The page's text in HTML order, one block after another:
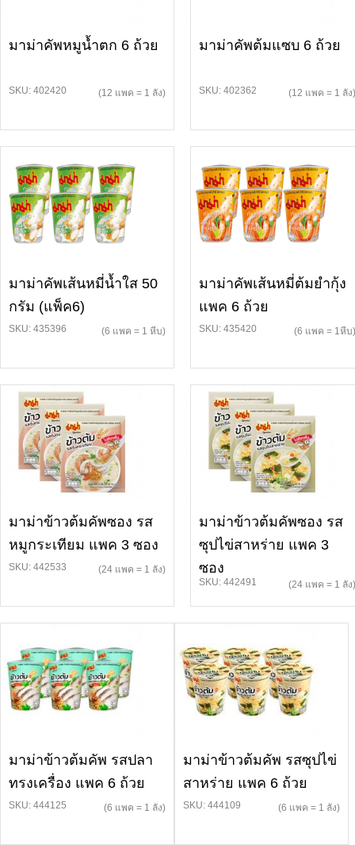
มาม่าคัพหมูน้ำตก 6 ถ้วย
SKU: 402420 (12 แพค = 1 ลัง)
มาม่าคัพต้มแซบ 6 ถ้วย
SKU: 402362 (12 แพค = 1 ลัง)
มาม่าคัพเส้นหมี่น้ำใส 50
กรัม (แพ็ค6)
SKU: 435396 (6 แพค = 1 หีบ)
มาม่าคัพเส้นหมี่ต้มยำกุ้ง
แพค 6 ถ้วย
SKU: 435420 (6 แพค = 1หีบ)
มาม่าข้าวต้มคัพซอง รส
หมูกระเทียม แพค 3 ซอง
SKU: 442533 (24 แพค = 1 ลัง)
มาม่าข้าวต้มคัพซอง รส
ซุปไข่สาหร่าย แพค 3
ซอง
SKU: 442491 (24 แพค = 1 ลัง)
มาม่าข้าวต้มคัพ รสปลา
ทรงเครื่อง แพค 6 ถ้วย
SKU: 444125 (6 แพค = 1 ลัง)
มาม่าข้าวต้มคัพ รสซุปไข่
สาหร่าย แพค 6 ถ้วย
SKU: 444109 (6 แพค = 1 ลัง)